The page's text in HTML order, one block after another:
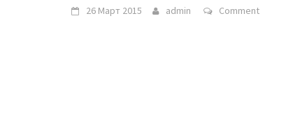
26 Март 2015 admin Comment